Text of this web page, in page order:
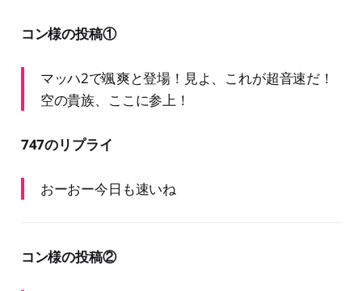
コン様の投稿①
マッハ2で颯爽と登場！見よ、これが超音速だ！
空の貴族、ここに参上！
747のリプライ
おーおー今日も速いね
コン様の投稿②